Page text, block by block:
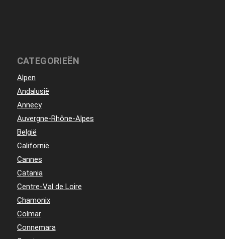
CATEGORIEËN
Alpen
Andalusië
Annecy
Auvergne-Rhône-Alpes
België
Californië
Cannes
Catania
Centre-Val de Loire
Chamonix
Colmar
Connemara